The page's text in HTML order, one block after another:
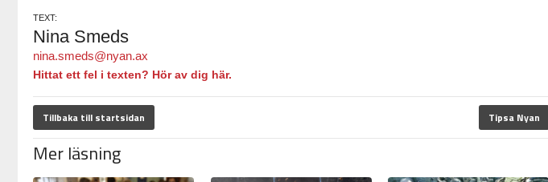
TEXT:
Nina Smeds
nina.smeds@nyan.ax
Hittat ett fel i texten? Hör av dig här.
Tillbaka till startsidan Tipsa Nyan
Mer läsning